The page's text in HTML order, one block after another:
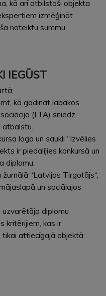
kā arī atbilstoši objekta
izmēģināt
noteiktu summu.
IEGŪST
kā godināt labākos
(LTA) sniedz
logo un saukli “Izvēlies
ir piedalījies konkursā un
diplomu;
“Latvijas Tirgotājs“,
un sociālajos
uzvarētāja diplomu
kritērijiem, kas ir
attiecīgajā objektā;